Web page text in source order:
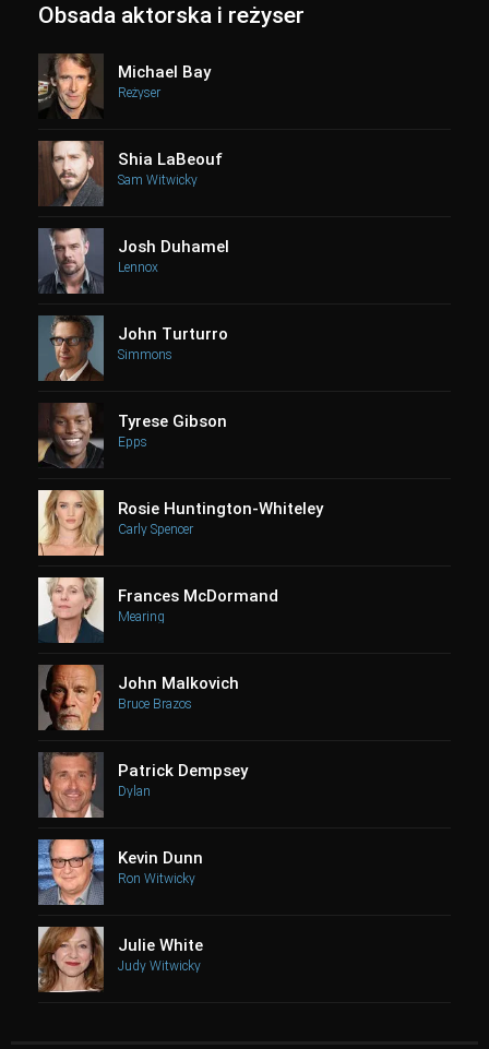
Obsada aktorska i reżyser
Michael Bay
Reżyser
Shia LaBeouf
Sam Witwicky
Josh Duhamel
Lennox
John Turturro
Simmons
Tyrese Gibson
Epps
Rosie Huntington-Whiteley
Carly Spencer
Frances McDormand
Mearing
John Malkovich
Bruce Brazos
Patrick Dempsey
Dylan
Kevin Dunn
Ron Witwicky
Julie White
Judy Witwicky